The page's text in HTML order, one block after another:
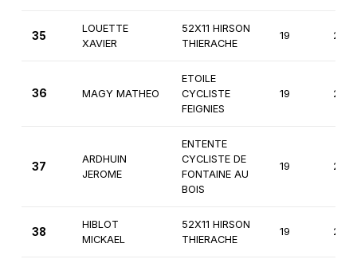
35
LOUETTE
XAVIER
52X11 HIRSON
THIERACHE
19
36 MAGY MATHEO
ETOILE
CYCLISTE
FEIGNIES
19
37
ARDHUIN
JEROME
ENTENTE
CYCLISTE DE
FONTAINE AU
BOIS
19
38
HIBLOT
MICKAEL
52X11 HIRSON
THIERACHE
19